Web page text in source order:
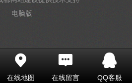
电脑版
在线地图 在线留言 QQ客服